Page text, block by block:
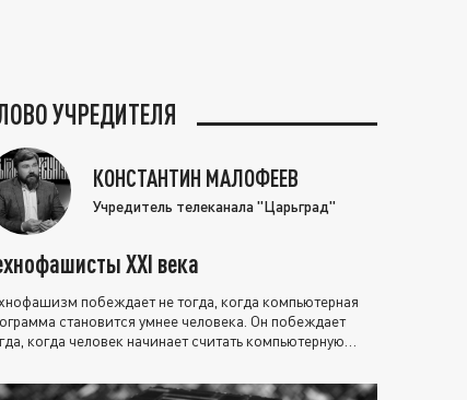
УЧРЕДИТЕЛЯ
КОНСТАНТИН МАЛОФЕЕВ
Учредитель телеканала "Царьград"
XXI века
побеждает не тогда, когда компьютерная
становится умнее человека. Он побеждает
когда человек начинает считать компьютерную